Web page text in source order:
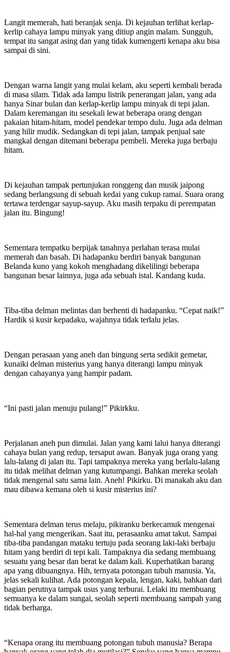
Langit memerah, hati beranjak senja. Di kejauhan terlihat kerlap-
kerlip cahaya lampu minyak yang ditiup angin malam. Sungguh,
tempat itu sangat asing dan yang tidak kumengerti kenapa aku bisa
sampai di sini.
Dengan warna langit yang mulai kelam, aku seperti kembali berada
di masa silam. Tidak ada lampu listrik penerangan jalan, yang ada
hanya Sinar bulan dan kerlap-kerlip lampu minyak di tepi jalan.
Dalam keremangan itu sesekali lewat beberapa orang dengan
pakaian hitam-hitam, model pendekar tempo dulu. Juga ada delman
yang hilir mudik. Sedangkan di tepi jalan, tampak penjual sate
mangkal dengan ditemani beberapa pembeli. Mereka juga berbaju
hitam.
Di kejauhan tampak pertunjukan ronggeng dan musik jaipong
sedang berlangsung di sebuah kedai yang cukup ramai. Suara orang
tertawa terdengar sayup-sayup. Aku masih terpaku di perempatan
jalan itu. Bingung!
Sementara tempatku berpijak tanahnya perlahan terasa mulai
memerah dan basah. Di hadapanku berdiri banyak bangunan
Belanda kuno yang kokoh menghadang dikelilingi beberapa
bangunan besar lainnya, juga ada sebuah istal. Kandang kuda.
Tiba-tiba delman melintas dan berhenti di hadapanku. “Cepat naik!”
Hardik si kusir kepadaku, wajahnya tidak terlalu jelas.
Dengan perasaan yang aneh dan bingung serta sedikit gemetar,
kunaiki delman misterius yang hanya diterangi lampu minyak
dengan cahayanya yang hampir padam.
“Ini pasti jalan menuju pulang!” Pikirkku.
Perjalanan aneh pun dimulai. Jalan yang kami lalui hanya diterangi
cahaya bulan yang redup, tersaput awan. Banyak juga orang yang
lalu-lalang di jalan itu. Tapi tampaknya mereka yang berlalu-lalang
itu tidak melihat delman yang kutumpangi. Bahkan mereka seolah
tidak mengenal satu sama lain. Aneh! Pikirku. Di manakah aku dan
mau dibawa kemana oleh si kusir misterius ini?
Sementara delman terus melaju, pikiranku berkecamuk mengenai
hal-hal yang mengerikan. Saat itu, perasaanku amat takut. Sampai
tiba-tiba pandangan mataku tertuju pada seorang laki-laki berbaju
hitam yang berdiri di tepi kali. Tampaknya dia sedang membuang
sesuatu yang besar dan berat ke dalam kali. Kuperhatikan barang
apa yang dibuangnya. Hih, ternyata potongan tubuh manusia. Ya,
jelas sekali kulihat. Ada potongan kepala, lengan, kaki, bahkan dari
bagian perutnya tampak usus yang terburai. Lelaki itu membuang
semuanya ke dalam sungai, seolah seperti membuang sampah yang
tidak berharga.
“Kenapa orang itu membuang potongan tubuh manusia? Berapa